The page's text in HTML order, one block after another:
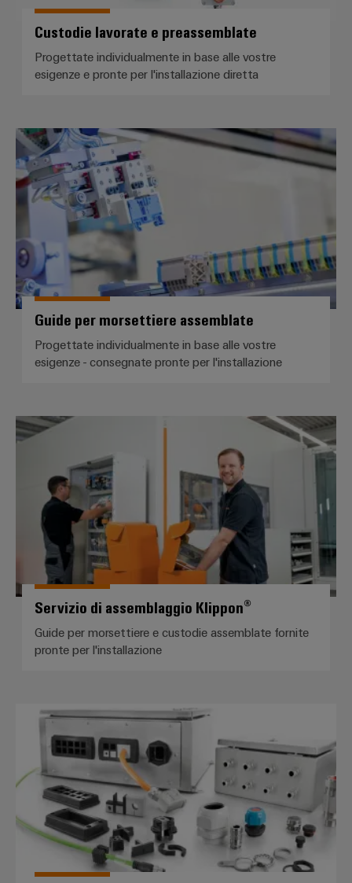
Custodie lavorate e preassemblate
Progettate individualmente in base alle vostre
esigenze e pronte per l'installazione diretta
Guide per morsettiere
Guide per morsettiere assemblate
Progettate individualmente in base alle vostre
esigenze - consegnate pronte per l'installazione
Servizio di assemblaggio
Servizio di assemblaggio Klippon®
Guide per morsettiere e custodie assemblate fornite
pronte per l'installazione
Sistemi di inserimento cavi e